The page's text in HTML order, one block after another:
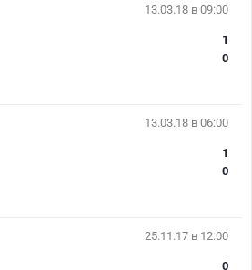
13.03.18 в 09:00
1
0
13.03.18 в 06:00
1
0
25.11.17 в 12:00
0